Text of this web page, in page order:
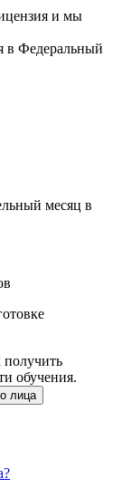
и мы
в Федеральный
месяц в
получить
обучения.
лица